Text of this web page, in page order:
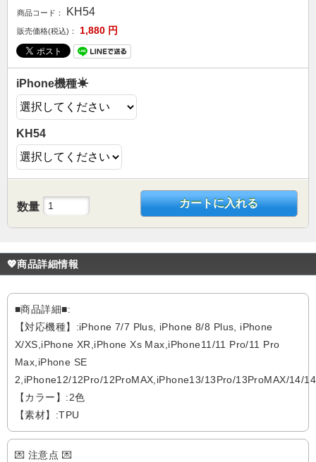
Line ID: kumacase
商品コード： KH54
販売価格(税込)： 1,880 円
iPhone機種☀
KH54
数量 カートに入れる
💖商品詳細情報
■商品詳細■:
【対応機種】:iPhone 7/7 Plus, iPhone 8/8 Plus, iPhone
X/XS,iPhone XR,iPhone Xs Max,iPhone11/11 Pro/11 Pro
Max,iPhone SE
2,iPhone12/12Pro/12ProMAX,iPhone13/13Pro/13ProMAX/14/
【カラー】:2色
【素材】:TPU
💌 注意点 💌